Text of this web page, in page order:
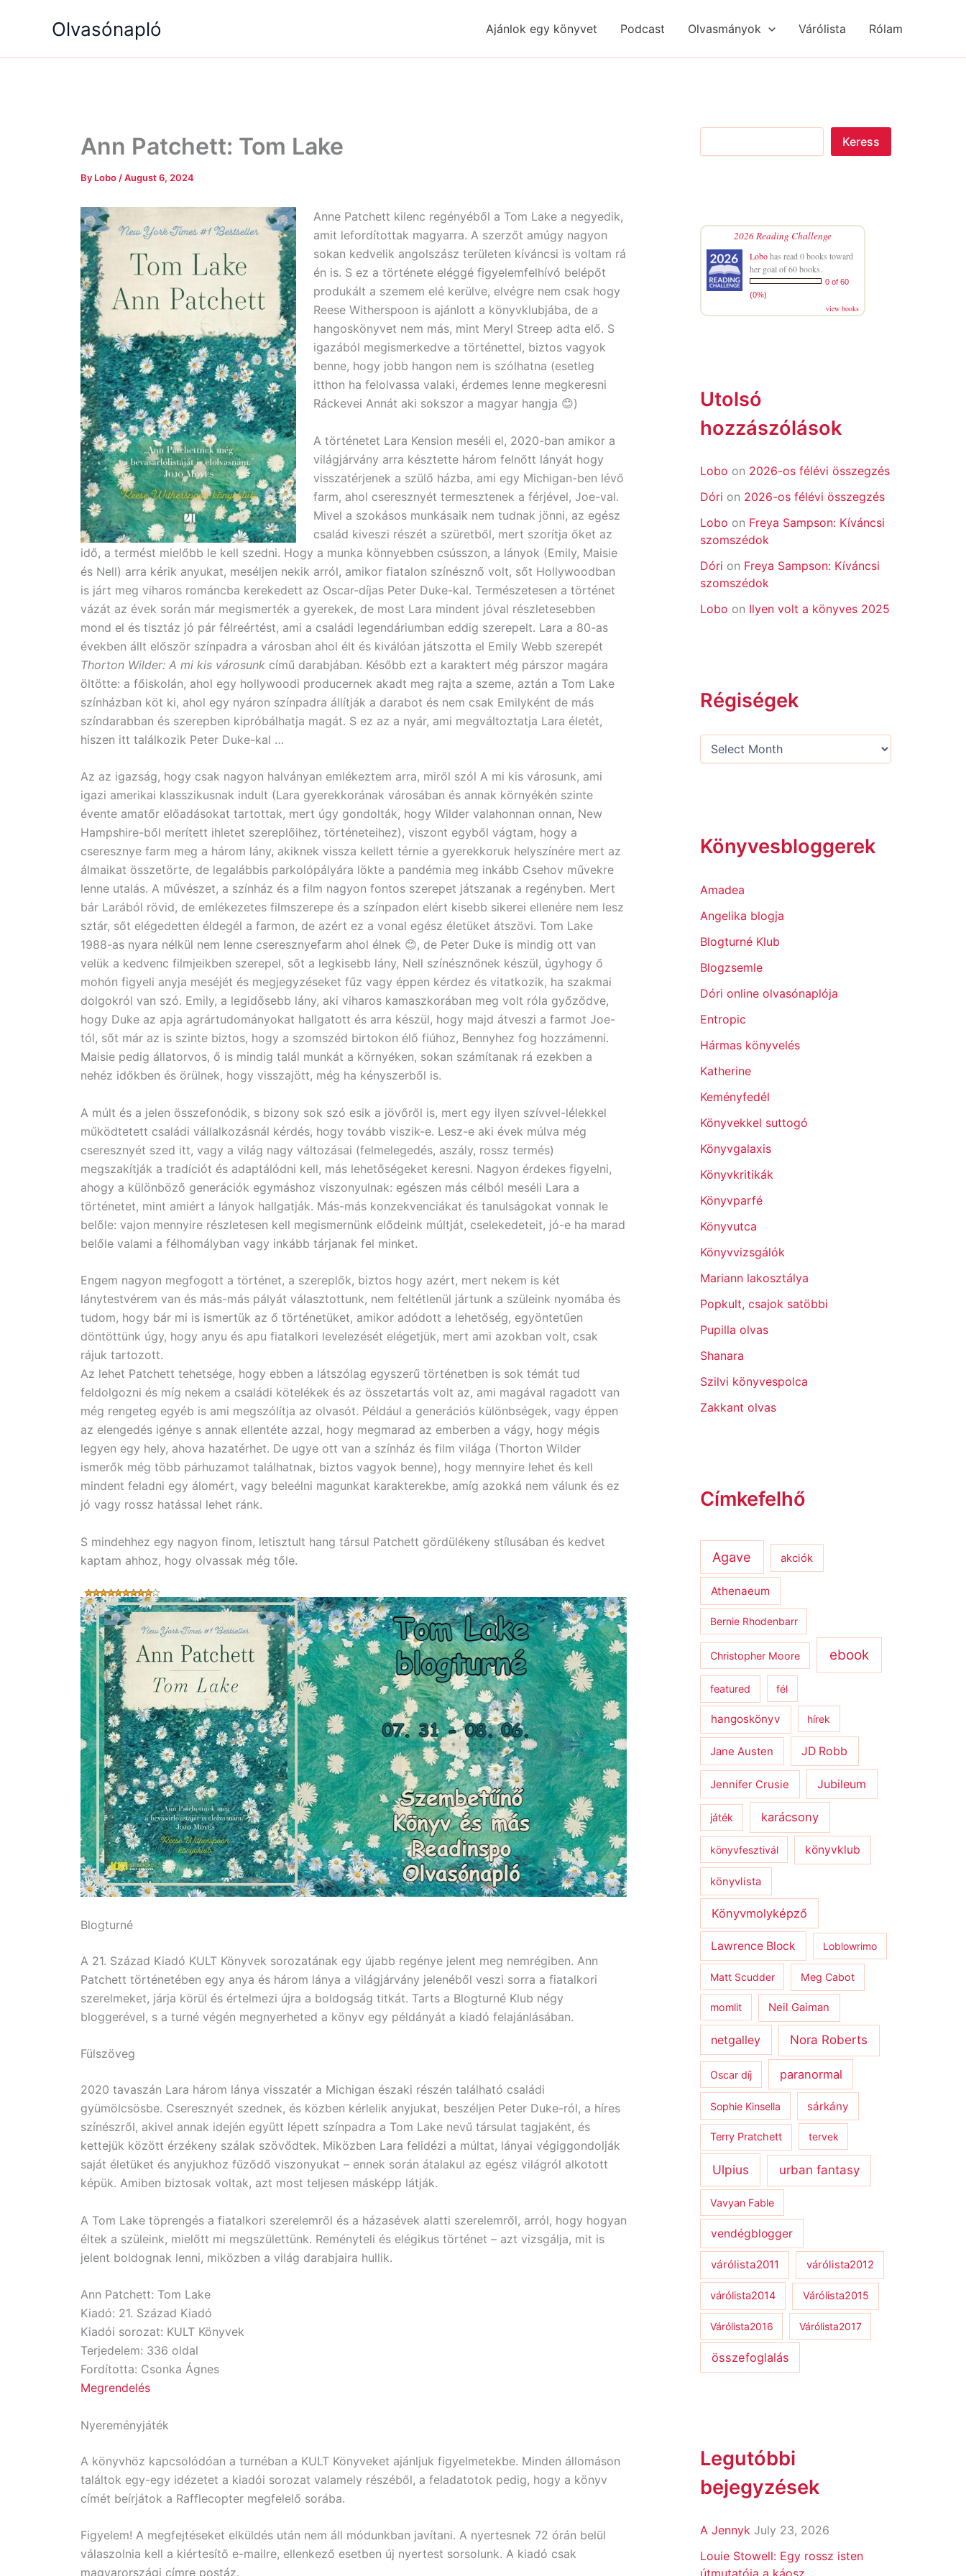
Olvasónapló Ajánlok egy könyvet Podcast Olvasmányok Várólista Rólam
Ann Patchett: Tom Lake
By Lobo /August 6, 2024
Anne Patchett kilenc regényéből a Tom Lake a negyedik,
amit lefordítottak magyarra. A szerzőt amúgy nagyon
sokan kedvelik angolszász területen kíváncsi is voltam rá
én is. S ez a története eléggé figyelemfelhívó belépőt
produkált a szemem elé kerülve, elvégre nem csak hogy
Reese Witherspoon is ajánlott a könyvklubjába, de a
hangoskönyvet nem más, mint Meryl Streep adta elő. S
igazából megismerkedve a történettel, biztos vagyok
benne, hogy jobb hangon nem is szólhatna (esetleg
itthon ha felolvassa valaki, érdemes lenne megkeresni
Ráckevei Annát aki sokszor a magyar hangja 😊)
A történetet Lara Kension meséli el, 2020-ban amikor a
világjárvány arra késztette három felnőtt lányát hogy
visszatérjenek a szülő házba, ami egy Michigan-ben lévő
farm, ahol cseresznyét termesztenek a férjével, Joe-val.
Mivel a szokásos munkásaik nem tudnak jönni, az egész
család kiveszi részét a szüretből, mert szorítja őket az
idő, a termést mielőbb le kell szedni. Hogy a munka könnyebben csússzon, a lányok (Emily, Maisie
és Nell) arra kérik anyukat, meséljen nekik arról, amikor fiatalon színésznő volt, sőt Hollywoodban
is járt meg viharos románcba kerekedett az Oscar-díjas Peter Duke-kal. Természetesen a történet
vázát az évek során már megismerték a gyerekek, de most Lara mindent jóval részletesebben
mond el és tisztáz jó pár félreértést, ami a családi legendáriumban eddig szerepelt. Lara a 80-as
években állt először színpadra a városban ahol élt és kiválóan játszotta el Emily Webb szerepét
Thorton Wilder: A mi kis városunk című darabjában. Később ezt a karaktert még párszor magára
öltötte: a főiskolán, ahol egy hollywoodi producernek akadt meg rajta a szeme, aztán a Tom Lake
színházban köt ki, ahol egy nyáron színpadra állítják a darabot és nem csak Emilyként de más
színdarabban és szerepben kipróbálhatja magát. S ez az a nyár, ami megváltoztatja Lara életét,
hiszen itt találkozik Peter Duke-kal …
Az az igazság, hogy csak nagyon halványan emlékeztem arra, miről szól A mi kis városunk, ami
igazi amerikai klasszikusnak indult (Lara gyerekkorának városában és annak környékén szinte
évente amatőr előadásokat tartottak, mert úgy gondolták, hogy Wilder valahonnan onnan, New
Hampshire-ből merített ihletet szereplőihez, történeteihez), viszont egyből vágtam, hogy a
cseresznye farm meg a három lány, akiknek vissza kellett térnie a gyerekkoruk helyszínére mert az
álmaikat összetörte, de legalábbis parkolópályára lökte a pandémia meg inkább Csehov művekre
lenne utalás. A művészet, a színház és a film nagyon fontos szerepet játszanak a regényben. Mert
bár Larából rövid, de emlékezetes filmszerepe és a színpadon elért kisebb sikerei ellenére nem lesz
sztár, sőt elégedetten éldegél a farmon, de azért ez a vonal egész életüket átszövi. Tom Lake
1988-as nyara nélkül nem lenne cseresznyefarm ahol élnek 😊, de Peter Duke is mindig ott van
velük a kedvenc filmjeikben szerepel, sőt a legkisebb lány, Nell színésznőnek készül, úgyhogy ő
mohón figyeli anyja meséjét és megjegyzéseket fűz vagy éppen kérdez és vitatkozik, ha szakmai
dolgokról van szó. Emily, a legidősebb lány, aki viharos kamaszkorában meg volt róla győződve,
hogy Duke az apja agrártudományokat hallgatott és arra készül, hogy majd átveszi a farmot Joe-
tól, sőt már az is szinte biztos, hogy a szomszéd birtokon élő fiúhoz, Bennyhez fog hozzámenni.
Maisie pedig állatorvos, ő is mindig talál munkát a környéken, sokan számítanak rá ezekben a
nehéz időkben és örülnek, hogy visszajött, még ha kényszerből is.
A múlt és a jelen összefonódik, s bizony sok szó esik a jövőről is, mert egy ilyen szívvel-lélekkel
működtetett családi vállalkozásnál kérdés, hogy tovább viszik-e. Lesz-e aki évek múlva még
cseresznyét szed itt, vagy a világ nagy változásai (felmelegedés, aszály, rossz termés)
megszakítják a tradíciót és adaptálódni kell, más lehetőségeket keresni. Nagyon érdekes figyelni,
ahogy a különböző generációk egymáshoz viszonyulnak: egészen más célból meséli Lara a
történetet, mint amiért a lányok hallgatják. Más-más konzekvenciákat és tanulságokat vonnak le
belőle: vajon mennyire részletesen kell megismernünk elődeink múltját, cselekedeteit, jó-e ha marad
belőle valami a félhomályban vagy inkább tárjanak fel minket.
Engem nagyon megfogott a történet, a szereplők, biztos hogy azért, mert nekem is két
lánytestvérem van és más-más pályát választottunk, nem feltétlenül jártunk a szüleink nyomába és
tudom, hogy bár mi is ismertük az ő történetüket, amikor adódott a lehetőség, egyöntetűen
döntöttünk úgy, hogy anyu és apu fiatalkori levelezését elégetjük, mert ami azokban volt, csak
rájuk tartozott.
Az lehet Patchett tehetsége, hogy ebben a látszólag egyszerű történetben is sok témát tud
feldolgozni és míg nekem a családi kötelékek és az összetartás volt az, ami magával ragadott van
még rengeteg egyéb is ami megszólítja az olvasót. Például a generációs különbségek, vagy éppen
az elengedés igénye s annak ellentéte azzal, hogy megmarad az emberben a vágy, hogy mégis
legyen egy hely, ahova hazatérhet. De ugye ott van a színház és film világa (Thorton Wilder
ismerők még több párhuzamot találhatnak, biztos vagyok benne), hogy mennyire lehet és kell
mindent feladni egy álomért, vagy beleélni magunkat karakterekbe, amíg azokká nem válunk és ez
jó vagy rossz hatással lehet ránk.
S mindehhez egy nagyon finom, letisztult hang társul Patchett gördülékeny stílusában és kedvet
kaptam ahhoz, hogy olvassak még tőle.
Blogturné
A 21. Század Kiadó KULT Könyvek sorozatának egy újabb regénye jelent meg nemrégiben. Ann
Patchett történetében egy anya és három lánya a világjárvány jelenéből veszi sorra a fiatalkori
szerelmeket, járja körül és értelmezi újra a boldogság titkát. Tarts a Blogturné Klub négy
bloggerével, s a turné végén megnyerheted a könyv egy példányát a kiadó felajánlásában.
Fülszöveg
2020 tavaszán Lara három lánya visszatér a Michigan északi részén található családi
gyümölcsösbe. Cseresznyét szednek, és közben kérlelik anyjukat, beszéljen Peter Duke-ról, a híres
színészről, akivel annak idején együtt lépett színpadra a Tom Lake nevű társulat tagjaként, és
kettejük között érzékeny szálak szövődtek. Miközben Lara felidézi a múltat, lányai végiggondolják
saját életüket és anyjukhoz fűződő viszonyukat – ennek során átalakul az egész világról alkotott
képük. Amiben biztosak voltak, azt most teljesen másképp látják.
A Tom Lake töprengés a fiatalkori szerelemről és a házasévek alatti szerelemről, arról, hogy hogyan
éltek a szüleink, mielőtt mi megszülettünk. Reményteli és elégikus történet – azt vizsgálja, mit is
jelent boldognak lenni, miközben a világ darabjaira hullik.
Ann Patchett: Tom Lake
Kiadó: 21. Század Kiadó
Kiadói sorozat: KULT Könyvek
Terjedelem: 336 oldal
Fordította: Csonka Ágnes
Megrendelés
Nyereményjáték
A könyvhöz kapcsolódóan a turnéban a KULT Könyveket ajánljuk figyelmetekbe. Minden állomáson
találtok egy-egy idézetet a kiadói sorozat valamely részéből, a feladatotok pedig, hogy a könyv
címét beírjátok a Rafflecopter megfelelő sorába.
Figyelem! A megfejtéseket elküldés után nem áll módunkban javítani. A nyertesnek 72 órán belül
válaszolnia kell a kiértesítő e-mailre, ellenkező esetben új nyertest sorsolunk. A kiadó csak
magyarországi címre postáz.
a
Keress
2026 Reading Challenge
Lobohas read 0 books toward
her goal of 60 books.
0 of 60
(0%)
view books
Utolsó
hozzászólások
Lobo on 2026-os félévi összegzés
Dóri on 2026-os félévi összegzés
Lobo on Freya Sampson: Kíváncsi
szomszédok
Dóri on Freya Sampson: Kíváncsi
szomszédok
Lobo on Ilyen volt a könyves 2025
Régiségek
g
Könyvesbloggerek
Amadea
Angelika blogja
Blogturné Klub
Blogzsemle
Dóri online olvasónaplója
Entropic
Hármas könyvelés
Katherine
Keményfedél
Könyvekkel suttogó
Könyvgalaxis
Könyvkritikák
Könyvparfé
Könyvutca
Könyvvizsgálók
Mariann lakosztálya
Popkult, csajok satöbbi
Pupilla olvas
Shanara
Szilvi könyvespolca
Zakkant olvas
Címkefelhő
Agave akciók
Athenaeum
Bernie Rhodenbarr
Christopher Moore ebook
featured fél
hangoskönyv hírek
Jane Austen JD Robb
Jennifer Crusie Jubileum
játék karácsony
könyvfesztivál könyvklub
könyvlista
Könyvmolyképző
Lawrence Block Loblowrimo
Matt Scudder Meg Cabot
momlit Neil Gaiman
netgalley Nora Roberts
Oscar díj paranormal
Sophie Kinsella sárkány
Terry Pratchett tervek
Ulpius urban fantasy
Vavyan Fable
vendégblogger
várólista2011 várólista2012
várólista2014 Várólista2015
Várólista2016 Várólista2017
összefoglalás
Legutóbbi
bejegyzések
A Jennyk July 23, 2026
Louie Stowell: Egy ​rossz isten
g